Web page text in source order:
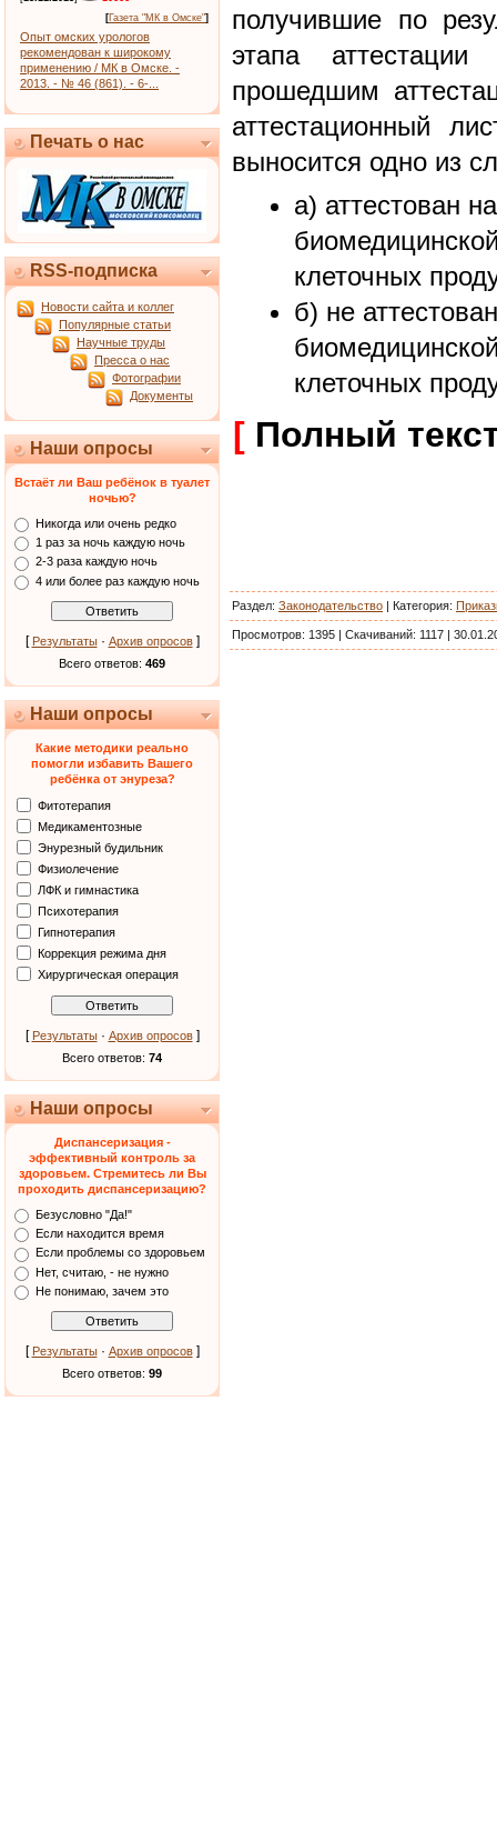
[Газета "МК в Омске"]
Опыт омских урологов
рекомендован к широкому
применению / МК в Омске. -
2013. - № 46 (861). - 6-...
Печать о нас
RSS-подписка
Новости сайта и коллег
Популярные статьи
Научные труды
Пресса о нас
Фотографии
Документы
Наши опросы
Встаёт ли Ваш ребёнок в туалет
ночью?
Никогда или очень редко
1 раз за ночь каждую ночь
2-3 раза каждую ночь
4 или более раз каждую ночь
[ Результаты· Архив опросов]
Всего ответов: 469
Наши опросы
Какие методики реально
помогли избавить Вашего
ребёнка от энуреза?
Фитотерапия
Медикаментозные
Энурезный будильник
Физиолечение
ЛФК и гимнастика
Психотерапия
Гипнотерапия
Коррекция режима дня
Хирургическая операция
[ Результаты· Архив опросов]
Всего ответов: 74
Наши опросы
Диспансеризация -
эффективный контроль за
здоровьем. Стремитесь ли Вы
проходить диспансеризацию?
Безусловно "Да!"
Если находится время
Если проблемы со здоровьем
Нет, считаю, - не нужно
Не понимаю, зачем это
[ Результаты· Архив опросов]
Всего ответов: 99
получившие по
этапа
прошедшим
аттестационный
выносится одно из
а) аттестован
клеточных
б) не
клеточных
[ Полный
Раздел: Законодательство | Категория:
Просмотров: 1395 | Скачиваний: 1117 |